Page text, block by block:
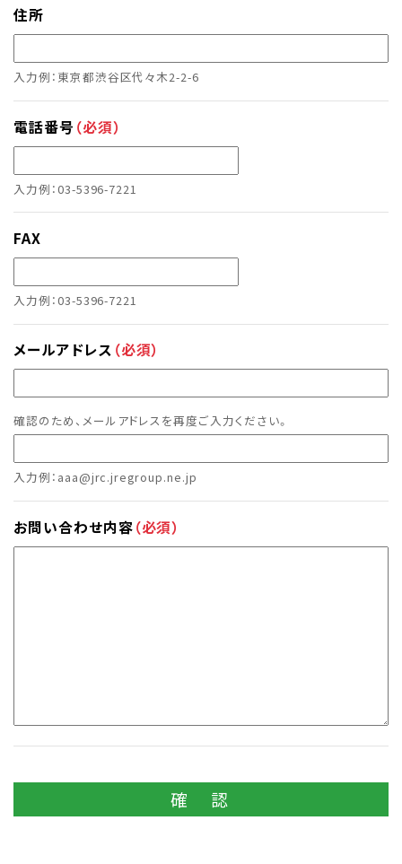
住所
入力例：東京都渋谷区代々木2-2-6
電話番号 （必須）
入力例：03-5396-7221
FAX
入力例：03-5396-7221
メールアドレス （必須）
確認のため、メールアドレスを再度ご入力ください。
入力例：aaa@jrc.jregroup.ne.jp
お問い合わせ内容（必須）
確 認